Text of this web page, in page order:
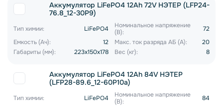
Аккумулятор LiFePO4 12Ah 72V НЭТЕР (LFP24-
76.8_12-30P9)
Тип химии: LiFePO4
Номинальное напряжение
(В):
72
Емкость (Ач):
12 Макс. ток разряда АБ (А):
20
Габариты (мм):
223x150x178 Вес (кг): 8
Аккумулятор LiFePO4 12Ah 84V НЭТЕР
(LFP28-89.6_12-60P10a)
Тип химии: LiFePO4
Номинальное напряжение
(В):
84